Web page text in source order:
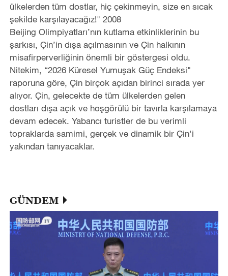
ülkelerden tüm dostlar, hiç çekinmeyin, size en sıcak
şekilde karşılayacağız!" 2008
Beijing Olimpiyatları’nın kutlama etkinliklerinin bu
şarkısı, Çin’in dışa açılmasının ve Çin halkının
misafirperverliğinin önemli bir göstergesi oldu.
Nitekim, “2026 Küresel Yumuşak Güç Endeksi"
raporuna göre, Çin birçok açıdan birinci sırada yer
alıyor. Çin, gelecekte de tüm ülkelerden gelen
dostları dışa açık ve hoşgörülü bir tavırla karşılamaya
devam edecek. Yabancı turistler de bu verimli
topraklarda samimi, gerçek ve dinamik bir Çin'i
yakından tanıyacaklar.
GÜNDEM